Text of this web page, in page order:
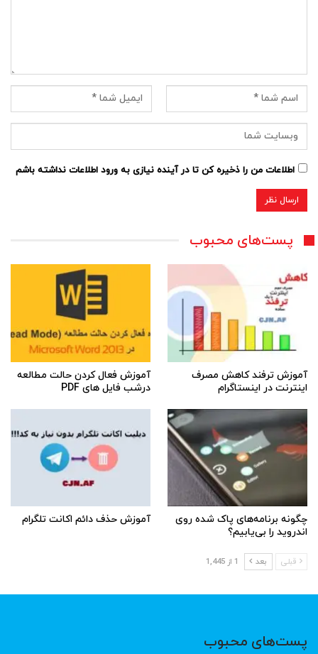
اطلاعات من را ذخیره کن تا در آینده نیازی به ورود اطلاعات نداشته باشم
پست‌های محبوب
آموزش ترفند کاهش مصرف
اینترنت در اینستاگرام
آموزش فعال کردن حالت مطالعه
درشب فایل های PDF
چگونه برنامه‌های پاک شده روی
اندروید را بی‌یابیم؟
آموزش حذف دائم اکانت تلگرام
قبلی بعد 1 از 1,445
پست‌های محبوب